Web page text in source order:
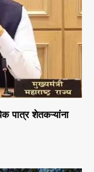
पात्र शेतकऱ्यांना